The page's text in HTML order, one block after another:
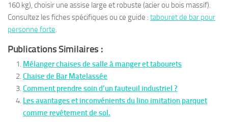
160 kg), choisir une assise large et robuste (acier ou bois massif).
Consultez les fiches spécifiques ou ce guide : tabouret de bar pour
personne forte.
Publications Similaires :
Mélanger chaises de salle à manger et tabourets
Chaise de Bar Matelassée
Comment prendre soin d’un fauteuil industriel ?
Les avantages et inconvénients du lino imitation parquet
comme revêtement de sol.